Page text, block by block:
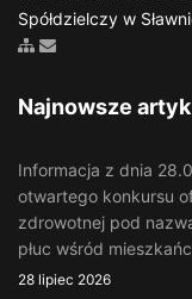
Spółdzielczy w
Zobacz mapę strony
Wyślij email
Najnowsze
Informacja z dnia
otwartego konkursu
zdrowotnej pod
płuc wśród
28 lipiec 2026